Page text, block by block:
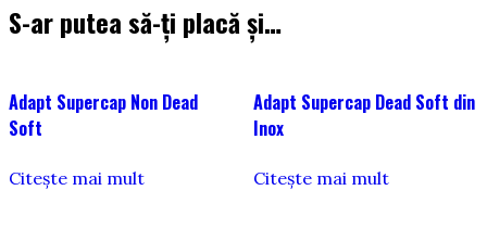
S-ar putea să-ți placă și…
Adapt Supercap Non Dead
Soft
Citește mai mult
Adapt Supercap Dead Soft din
Inox
Citește mai mult